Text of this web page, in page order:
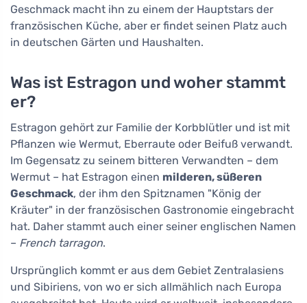
Geschmack macht ihn zu einem der Hauptstars der
französischen Küche, aber er findet seinen Platz auch
in deutschen Gärten und Haushalten.
Was ist Estragon und woher stammt
er?
Estragon gehört zur Familie der Korbblütler und ist mit
Pflanzen wie Wermut, Eberraute oder Beifuß verwandt.
Im Gegensatz zu seinem bitteren Verwandten – dem
Wermut – hat Estragon einen milderen, süßeren
Geschmack, der ihm den Spitznamen "König der
Kräuter" in der französischen Gastronomie eingebracht
hat. Daher stammt auch einer seiner englischen Namen
– French tarragon.
Ursprünglich kommt er aus dem Gebiet Zentralasiens
und Sibiriens, von wo er sich allmählich nach Europa